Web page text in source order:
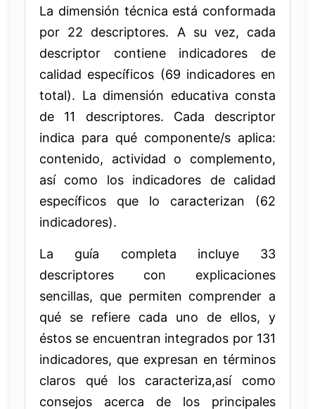
La dimensión técnica está conformada
por 22 descriptores. A su vez, cada
descriptor contiene indicadores de
calidad específicos (69 indicadores en
total). La dimensión educativa consta
de 11 descriptores. Cada descriptor
indica para qué componente/s aplica:
contenido, actividad o complemento,
así como los indicadores de calidad
específicos que lo caracterizan (62
indicadores).
La guía completa incluye 33
descriptores con explicaciones
sencillas, que permiten comprender a
qué se refiere cada uno de ellos, y
éstos se encuentran integrados por 131
indicadores, que expresan en términos
claros qué los caracteriza,así como
consejos acerca de los principales